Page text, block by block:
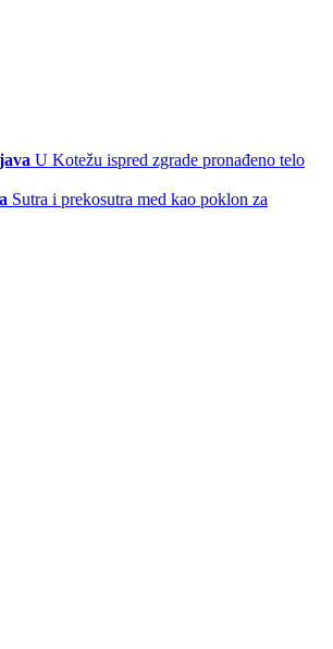
U Kotežu ispred zgrade pronađeno telo
Sutra i prekosutra med kao poklon za